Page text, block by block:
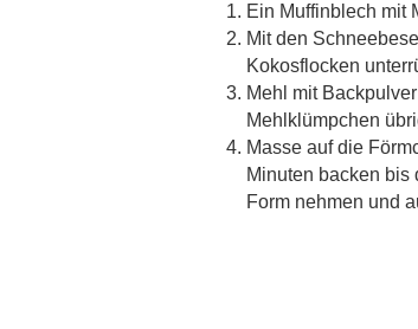
Ein Muffinblech mit
Mit den
Kokosflocken
Mehl mit
Mehlklümpchen
Masse auf die
Minuten backen bis
Form nehmen und